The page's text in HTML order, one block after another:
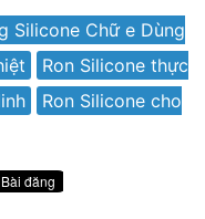
Silicone Chữ e Dùng
Ron Silicone thực
Ron Silicone cho